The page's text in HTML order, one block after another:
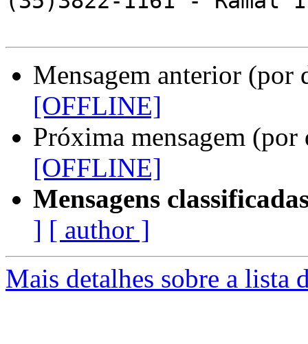
Mensagem anterior (por
[OFFLINE]
Próxima mensagem
[OFFLINE]
Mensagens
] [ author ]
Mais detalhes sobre a lista